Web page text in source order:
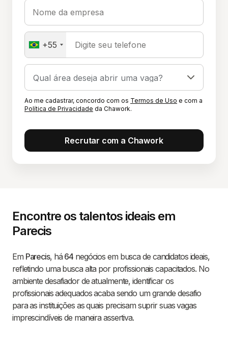
Nome da empresa
+55 Digite seu telefone
Ao me cadastrar, concordo com os Termos de Uso e com a
Política de Privacidade da Chawork.
Recrutar com a Chawork
Encontre os talentos ideais em
Parecis
Em Parecis, há 64 negócios em busca de candidatos ideais,
refletindo uma busca alta por profissionais capacitados. No
ambiente desafiador de atualmente, identificar os
profissionais adequados acaba sendo um grande desafio
para as instituições as quais precisam suprir suas vagas
imprescindíveis de maneira assertiva.